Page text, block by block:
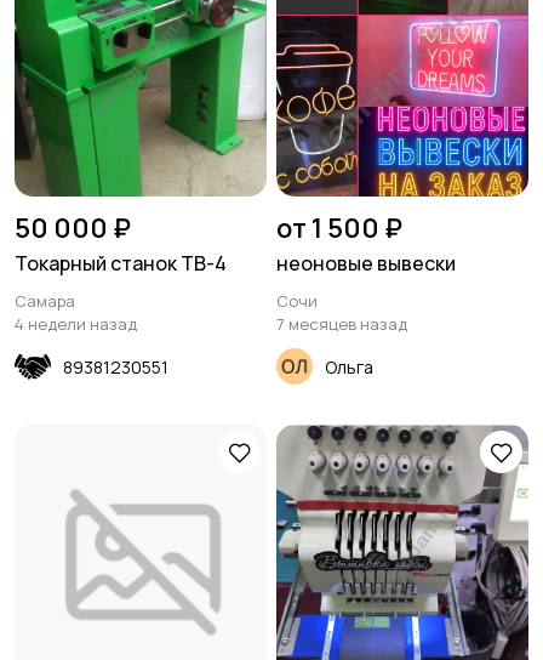
50 000 ₽
Токарный станок ТВ-4
Самара
4 недели назад
89381230551
от 1 500 ₽
неоновые вывески
Сочи
7 месяцев назад
Ольга